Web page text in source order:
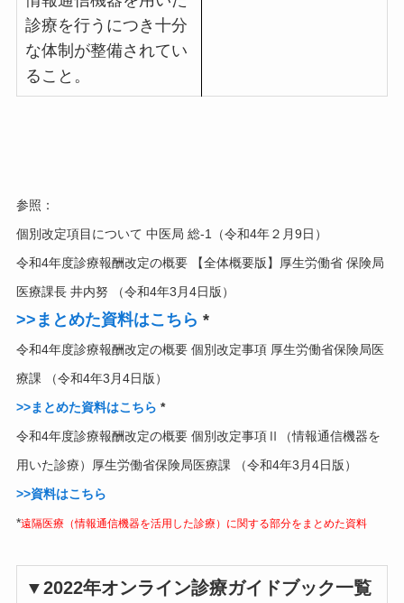
診療を行うにつき十分
な体制が整備されてい
ること。
参照：
個別改定項目について 中医局 総-1（令和4年２月9日）
令和4年度診療報酬改定の概要 【全体概要版】厚生労働省 保険局
医療課長 井内努 （令和4年3月4日版）
>>まとめた資料はこちら *
令和4年度診療報酬改定の概要 個別改定事項 厚生労働省保険局医
療課 （令和4年3月4日版）
>>まとめた資料はこちら *
令和4年度診療報酬改定の概要 個別改定事項Ⅱ（情報通信機器を
用いた診療）厚生労働省保険局医療課 （令和4年3月4日版）
>>資料はこちら
*遠隔医療（情報通信機器を活用した診療）に関する部分をまとめた資料
▼2022年オンライン診療ガイドブック一覧